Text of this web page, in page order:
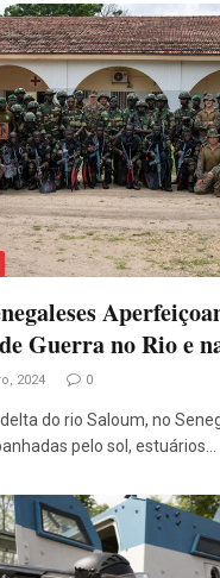
Guerra no Rio e
2024 0
delta do rio Saloum, no
pelo sol, estuários…